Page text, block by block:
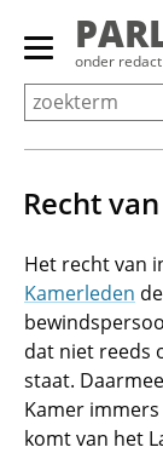
Overslaan
Primair
menu
tonen/
onder
Recht
Het recht van
Kamerleden
dat niet reeds
staat.
Kamer
komt van het